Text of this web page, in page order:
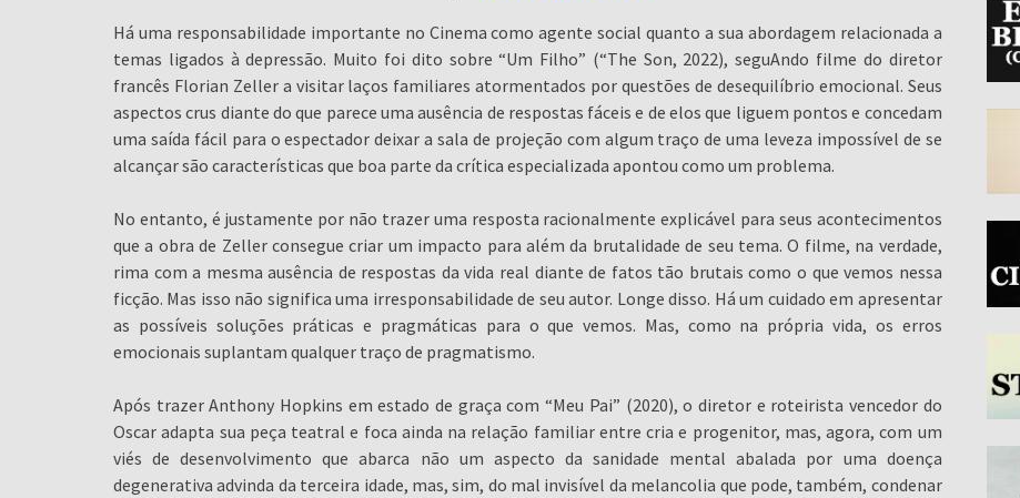
Há uma responsabilidade importante no Cinema como agente social quanto a sua abordagem relacionada a
temas ligados à depressão. Muito foi dito sobre “Um Filho” (“The Son, 2022), seguAndo filme do diretor
francês Florian Zeller a visitar laços familiares atormentados por questões de desequilíbrio emocional. Seus
aspectos crus diante do que parece uma ausência de respostas fáceis e de elos que liguem pontos e concedam
uma saída fácil para o espectador deixar a sala de projeção com algum traço de uma leveza impossível de se
alcançar são características que boa parte da crítica especializada apontou como um problema.
No entanto, é justamente por não trazer uma resposta racionalmente explicável para seus acontecimentos
que a obra de Zeller consegue criar um impacto para além da brutalidade de seu tema. O filme, na verdade,
rima com a mesma ausência de respostas da vida real diante de fatos tão brutais como o que vemos nessa
ficção. Mas isso não significa uma irresponsabilidade de seu autor. Longe disso. Há um cuidado em apresentar
as possíveis soluções práticas e pragmáticas para o que vemos. Mas, como na própria vida, os erros
emocionais suplantam qualquer traço de pragmatismo.
Após trazer Anthony Hopkins em estado de graça com “Meu Pai” (2020), o diretor e roteirista vencedor do
Oscar adapta sua peça teatral e foca ainda na relação familiar entre cria e progenitor, mas, agora, com um
viés de desenvolvimento que abarca não um aspecto da sanidade mental abalada por uma doença
degenerativa advinda da terceira idade, mas, sim, do mal invisível da melancolia que pode, também, condenar